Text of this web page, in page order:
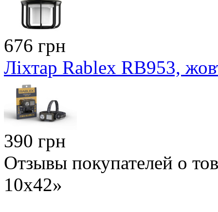
676 грн
Ліхтар Rablex RB953,
390 грн
Отзывы покупателей о
10x42»